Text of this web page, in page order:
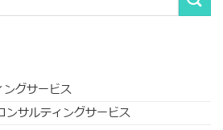
グサービス
サルティングサービス